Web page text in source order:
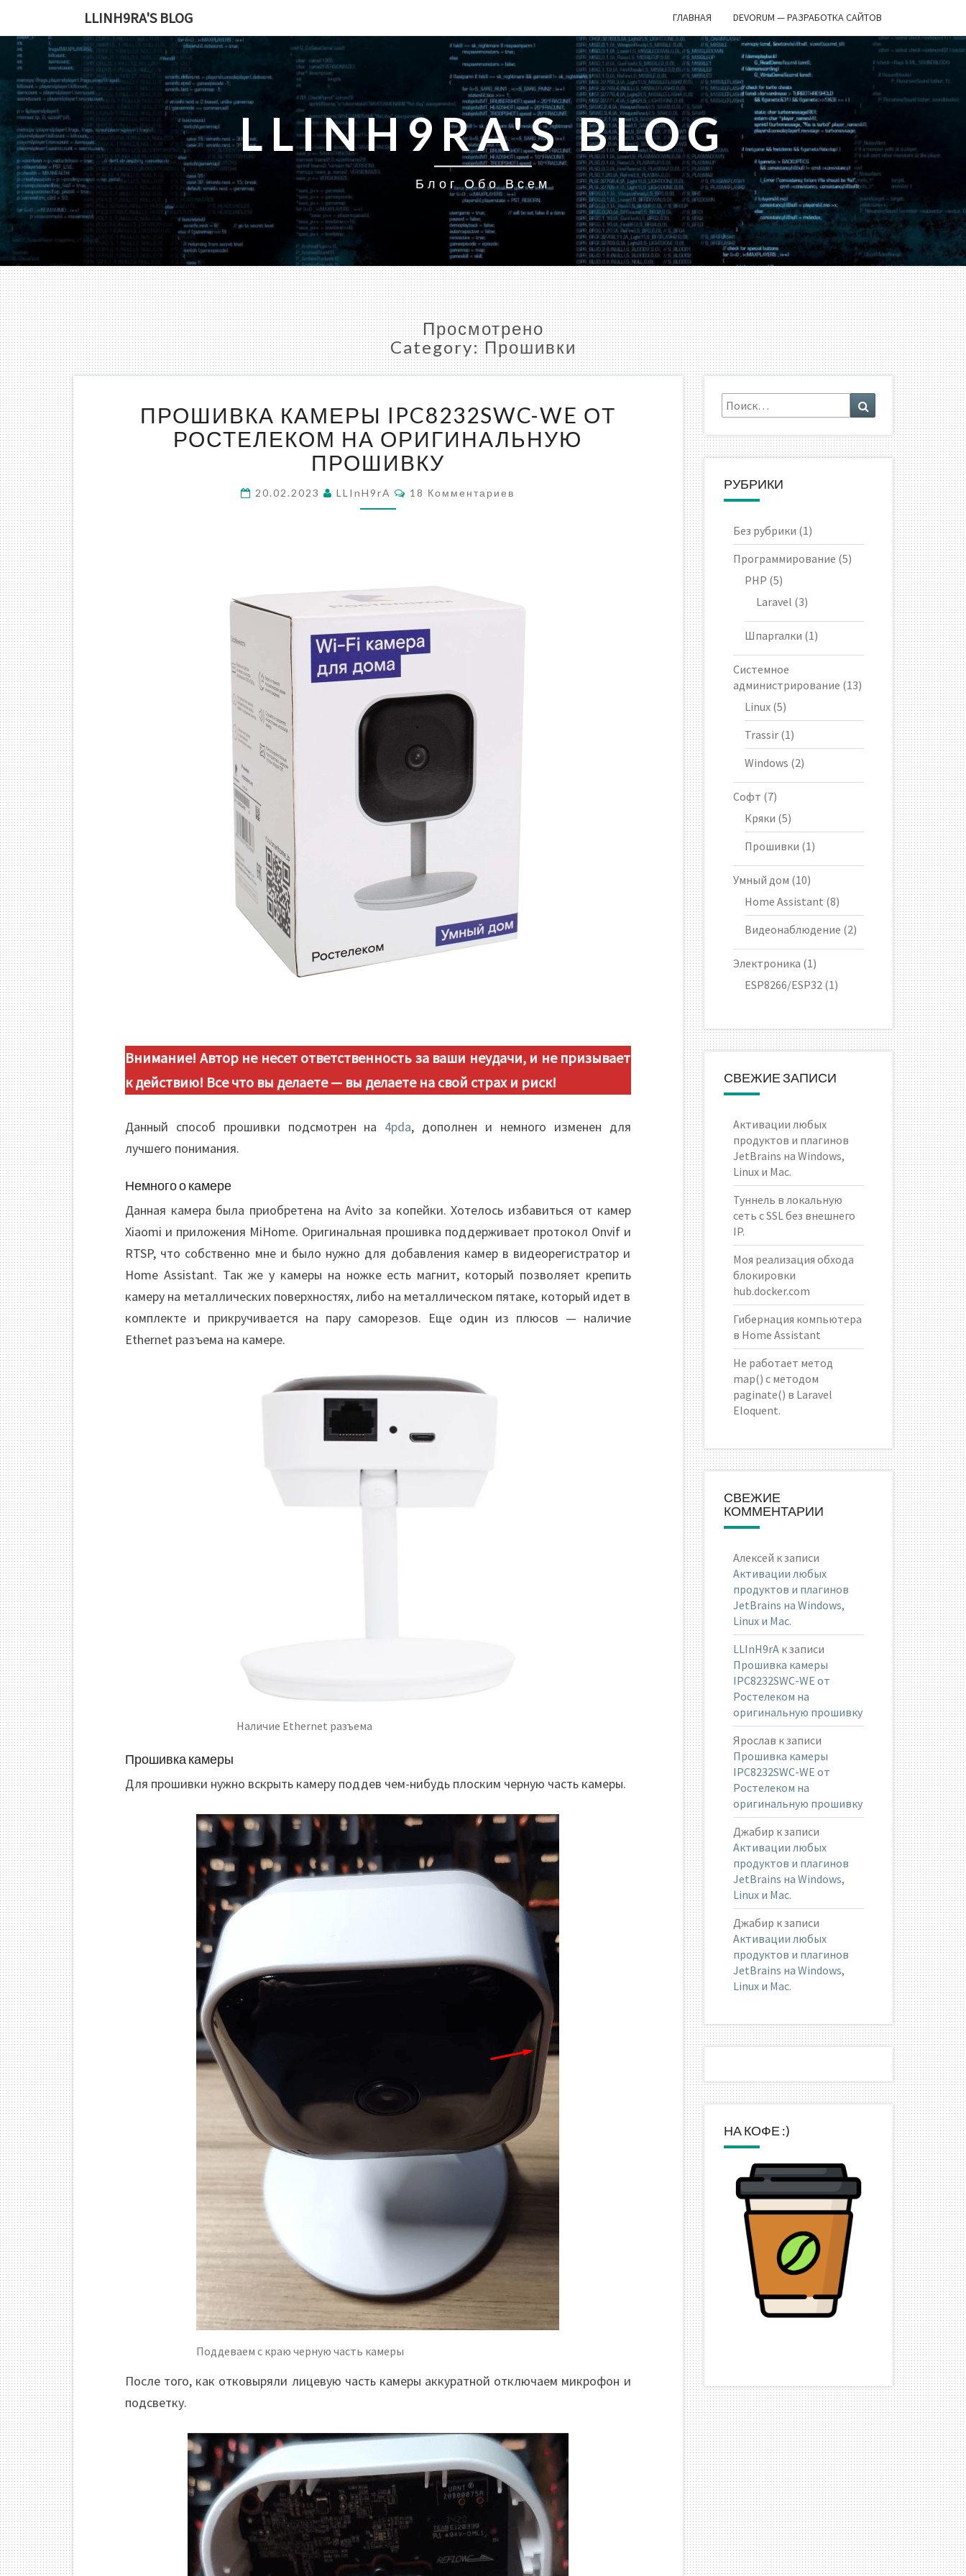
LLINH9RA'S BLOG ГЛАВНАЯ DEVORUM — РАЗРАБОТКА САЙТОВ
LLINH9RA'S BLOG
Блог Обо Всем
Просмотрено
Category:Прошивки
КАМЕРЫ
IPC8232SWC-
WE
ОТ
РОСТЕЛЕКОМ
НА
ПРОШИВКА КАМЕРЫ IPC8232SWC-WE ОТ
РОСТЕЛЕКОМ НА ОРИГИНАЛЬНУЮ
ПРОШИВКУ
20.02.2023 LLInH9rA Комментарии
18 Комментариев
Внимание! Автор не несет ответственность за ваши неудачи, и не призывает
к действию! Все что вы делаете — вы делаете на свой страх и риск!
Данный способ прошивки подсмотрен на 4pda, дополнен и немного изменен для
лучшего понимания.
Немного о камере
Данная камера была приобретена на Avito за копейки. Хотелось избавиться от камер
Xiaomi и приложения MiHome. Оригинальная прошивка поддерживает протокол Onvif и
RTSP, что собственно мне и было нужно для добавления камер в видеорегистратор и
Home Assistant. Так же у камеры на ножке есть магнит, который позволяет крепить
камеру на металлических поверхностях, либо на металлическом пятаке, который идет в
комплекте и прикручивается на пару саморезов. Еще один из плюсов — наличие
Ethernet разъема на камере.
Наличие Ethernet разъема
Прошивка камеры
Для прошивки нужно вскрыть камеру поддев чем-нибудь плоским черную часть камеры.
Поддеваем с краю черную часть камеры
После того, как отковыряли лицевую часть камеры аккуратной отключаем микрофон и
подсветку.
Искать: Поиск
РУБРИКИ
Без рубрики (1)
Программирование (5)
PHP (5)
Laravel (3)
Шпаргалки (1)
Системное
администрирование (13)
Linux(5)
Trassir(1)
Windows (2)
Софт (7)
Кряки (5)
Прошивки (1)
Умный дом (10)
Home Assistant (8)
Видеонаблюдение (2)
Электроника (1)
ESP8266/ESP32(1)
СВЕЖИЕ ЗАПИСИ
Активации любых
продуктов и плагинов
JetBrains на Windows,
Linux и Mac.
Туннель в локальную
сеть с SSL без внешнего
IP.
Моя реализация обхода
блокировки
hub.docker.com
Гибернация компьютера
в Home Assistant
Не работает метод
map() с методом
paginate() в Laravel
Eloquent.
СВЕЖИЕ
КОММЕНТАРИИ
Алексей к записи
Активации любых
продуктов и плагинов
JetBrains на Windows,
Linux и Mac.
LLInH9rAк записи
Прошивка камеры
IPC8232SWC-WE от
Ростелеком на
оригинальную прошивку
Ярослав к записи
Прошивка камеры
IPC8232SWC-WE от
Ростелеком на
оригинальную прошивку
Джабир к записи
Активации любых
продуктов и плагинов
JetBrains на Windows,
Linux и Mac.
Джабир к записи
Активации любых
продуктов и плагинов
JetBrains на Windows,
Linux и Mac.
НА КОФЕ :)